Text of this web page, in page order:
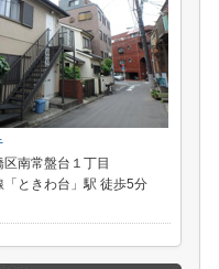
南常盤台１丁目
「ときわ台」駅 徒歩5分